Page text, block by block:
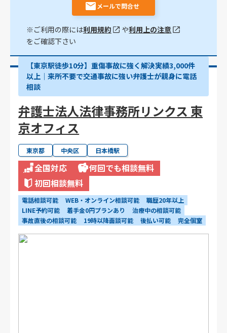
メールで問合せ
※ご利用の際には利用規約 や利用上の注意
をご確認下さい
【東京駅徒歩10分】重傷事故に強く解決実績3,000件
以上│来所不要で交通事故に強い弁護士が親身に電話
相談
弁護士法人法律事務所リンクス 東
京オフィス
東京都 中央区 日本橋駅
全国対応
何回でも相談無料
初回相談無料
電話相談可能 WEB・オンライン相談可能
職歴20年以上
LINE予約可能
着手金0円プランあり
治療中の相談可能
事故直後の相談可能
19時以降面談可能 後払い可能 完全個室